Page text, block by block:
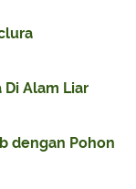
Alam Liar
dengan Pohon